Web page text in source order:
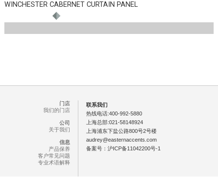
WINCHESTER CABERNET CURTAIN PANEL
门店
我们的门店
公司
关于我们
信息
产品保养
客户常见问题
专业术语解释
联系我们
热线电话:400-992-5880
上海总部:021-58148924
上海浦东下盐公路800号2号楼
audrey@easternaccents.com
备案号： 沪ICP备11042200号-1